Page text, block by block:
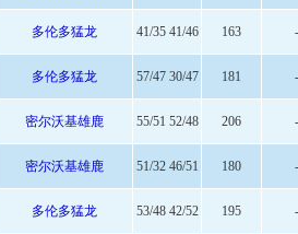
多伦多猛龙 41/35 41/46 163 -
多伦多猛龙 57/47 30/47 181 -
密尔沃基雄鹿 55/51 52/48 206 -
密尔沃基雄鹿 51/32 46/51 180 -
多伦多猛龙 53/48 42/52 195 -